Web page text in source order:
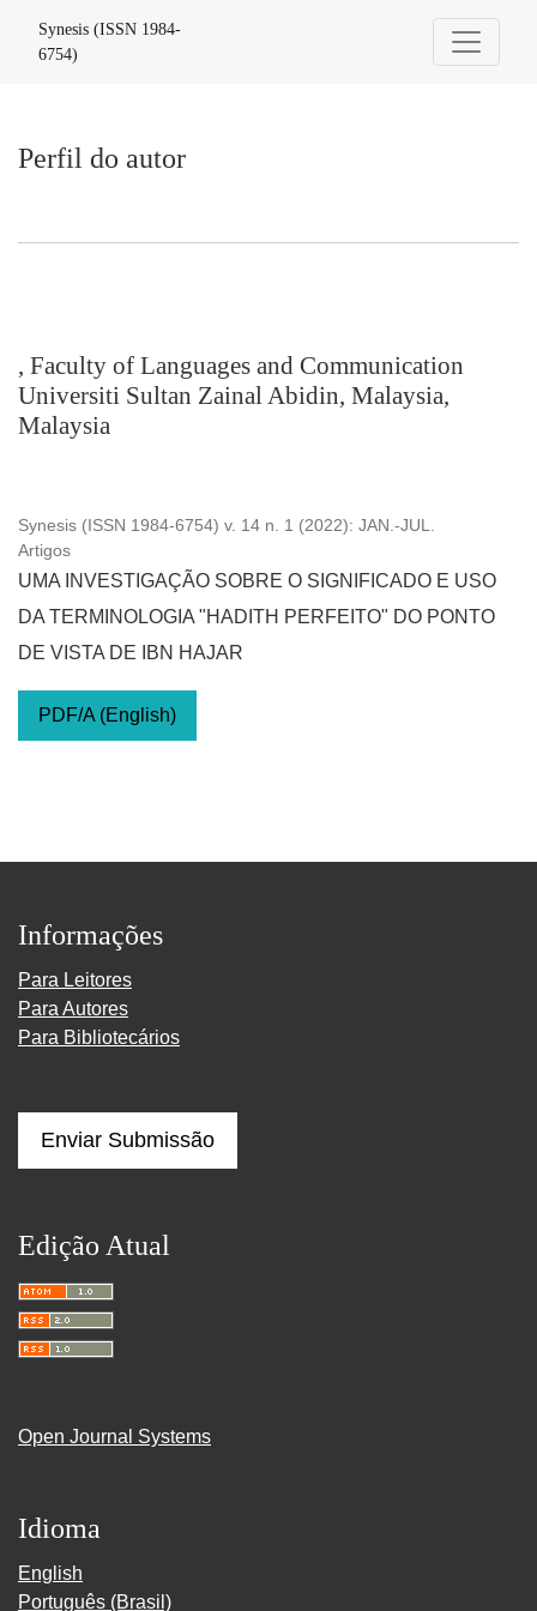
Synesis (ISSN 1984-
6754)
Perfil do autor
, Faculty of Languages and Communication
Universiti Sultan Zainal Abidin, Malaysia,
Malaysia
Synesis (ISSN 1984-6754) v. 14 n. 1 (2022): JAN.-JUL.
Artigos
UMA INVESTIGAÇÃO SOBRE O SIGNIFICADO E USO
DA TERMINOLOGIA "HADITH PERFEITO" DO PONTO
DE VISTA DE IBN HAJAR
PDF/A (English)
Informações
Para Leitores
Para Autores
Para Bibliotecários
Enviar Submissão
Edição Atual
Open Journal Systems
Idioma
English
Português (Brasil)